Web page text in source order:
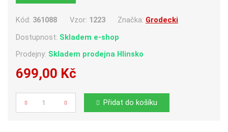
Kód: 361088 Vzor: 1223 Značka: Grodecki
Dostupnost: Skladem e-shop
Prodejny: Skladem prodejna Hlinsko
699,00 Kč
Počet
Přidat do košíku